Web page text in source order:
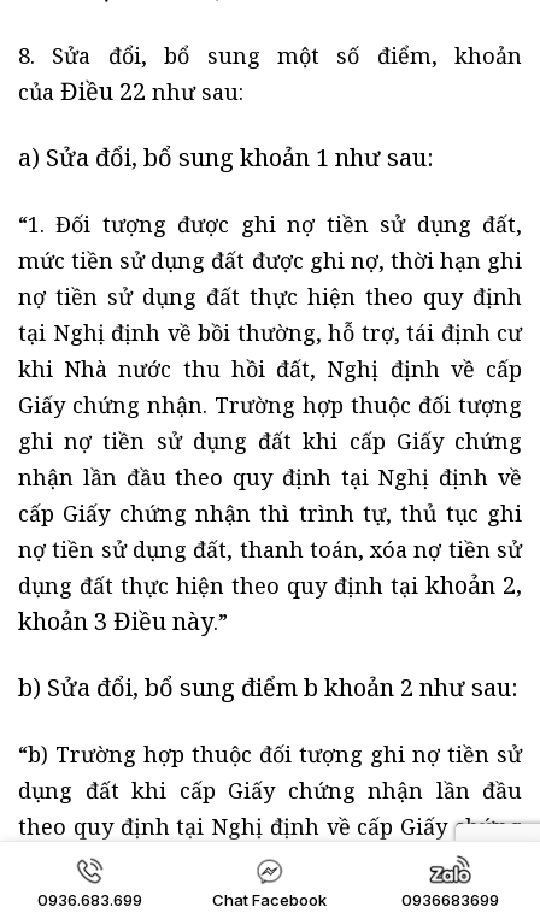
8. Sửa đổi, bổ sung một số điểm, khoản
của Điều 22 như sau:
a) Sửa đổi, bổ sung khoản 1 như sau:
“1. Đối tượng được ghi nợ tiền sử dụng đất,
mức tiền sử dụng đất được ghi nợ, thời hạn ghi
nợ tiền sử dụng đất thực hiện theo quy định
tại Nghị định về bồi thường, hỗ trợ, tái định cư
khi Nhà nước thu hồi đất, Nghị định về cấp
Giấy chứng nhận. Trường hợp thuộc đối tượng
ghi nợ tiền sử dụng đất khi cấp Giấy chứng
nhận lần đầu theo quy định tại Nghị định về
cấp Giấy chứng nhận thì trình tự, thủ tục ghi
nợ tiền sử dụng đất, thanh toán, xóa nợ tiền sử
dụng đất thực hiện theo quy định tại khoản 2,
khoản 3 Điều này.”
b) Sửa đổi, bổ sung điểm b khoản 2 như sau:
“b) Trường hợp thuộc đối tượng ghi nợ tiền sử
dụng đất khi cấp Giấy chứng nhận lần đầu
theo quy định tại Nghị định về cấp Giấy chứng
nhận, người sử dụng đất đăng ký nguyện vọng
ghi nợ tiền sử dụng đất trong hồ sơ đề nghị
0936.683.699 Chat Facebook 0936683699